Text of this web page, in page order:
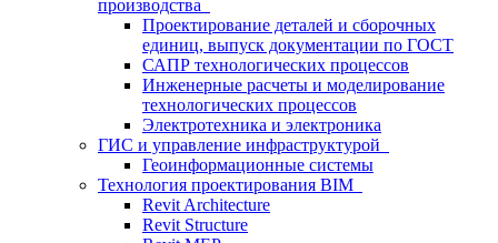
производства
Проектирование деталей и сборочных
единиц, выпуск документации по ГОСТ
САПР технологических процессов
Инженерные расчеты и моделирование
технологических процессов
Электротехника и электроника
ГИС и управление инфраструктурой
Геоинформационные системы
Технология проектирования BIM
Revit Architecture
Revit Structure